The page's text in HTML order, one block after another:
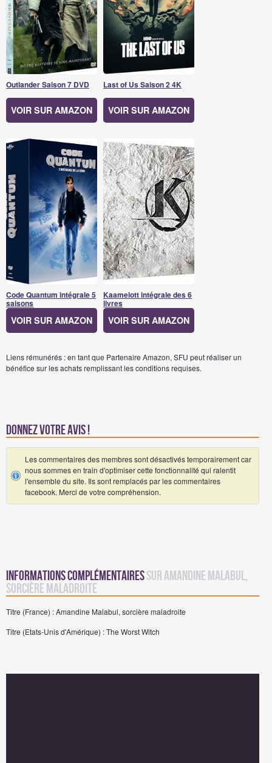
Outlander Saison 7 DVD
VOIR SUR AMAZON
Last of Us Saison 2 4K
VOIR SUR AMAZON
Code Quantum intégrale 5
saisons
VOIR SUR AMAZON
Kaamelott intégrale des 6
livres
VOIR SUR AMAZON
Liens rémunérés : en tant que Partenaire Amazon, SFU peut réaliser un
bénéfice sur les achats remplissant les conditions requises.
Donnez votre avis !
Les commentaires des membres sont désactivés temporairement car
nous sommes en train d'optimiser cette fonctionnalité qui ralentit
l'ensemble du site. Ils sont remplacés par les commentaires
facebook. Merci de votre compréhension.
Informations complémentairessur Amandine Malabul,
sorcière maladroite
Titre (France) : Amandine Malabul, sorcière maladroite
Titre (Etats-Unis d'Amérique) : The Worst Witch